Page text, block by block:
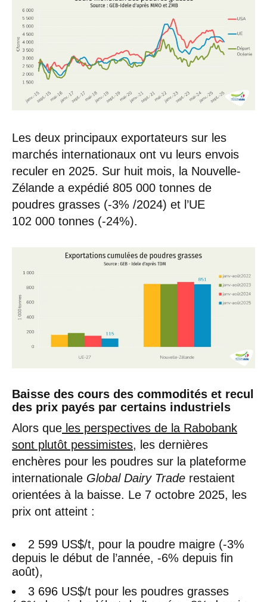
Les deux principaux exportateurs sur les
marchés internationaux ont vu leurs envois
reculer en 2025. Sur huit mois, la Nouvelle-
Zélande a expédié 805 000 tonnes de
poudres grasses (-3% /2024) et l’UE
102 000 tonnes (-24%).
Baisse des cours des commodités et recul
des prix payés par certains industriels
Alors que les perspectives de la Rabobank
sont plutôt pessimistes, les dernières
enchères pour les poudres sur la plateforme
internationale Global Dairy Trade restaient
orientées à la baisse. Le 7 octobre 2025, les
prix ont atteint :
2 599 US$/t, pour la poudre maigre (-3%
depuis le début de l’année, -6% depuis fin
août),
3 696 US$/t pour les poudres grasses